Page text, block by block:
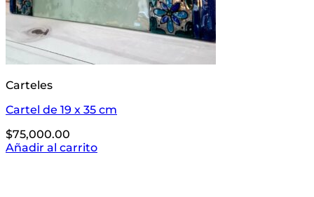
Carteles
Cartel de 19 x 35 cm
$75,000.00
Añadir al carrito